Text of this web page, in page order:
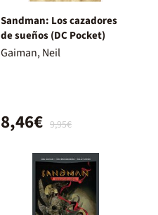
Sandman: Los cazadores
de sueños (DC Pocket)
Gaiman, Neil
9,95€
8,46€